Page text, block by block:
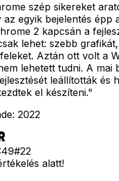
szép sikereket
egyik bejelentés épp
2 kapcsán a
lehet: szebb
Aztán ott volt a
lehetett tudni. A mai
leállították és
el készíteni."
2022
#22
alatt!